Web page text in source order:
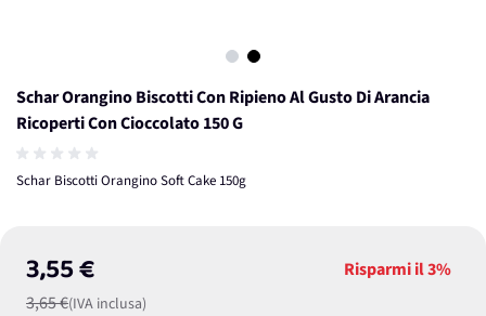
View larger image
View larger image
Schar Orangino Biscotti Con Ripieno Al Gusto Di Arancia
Ricoperti Con Cioccolato 150 G
Schar Biscotti Orangino Soft Cake 150g
3,55 €
3,65 €(IVA inclusa)
Risparmi il3%